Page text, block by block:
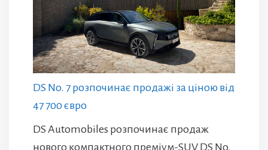
DS No. 7 розпочинає продажі за ціною від
47 700 євро
DS Automobiles розпочинає продаж
нового компактного преміум-SUV DS No.